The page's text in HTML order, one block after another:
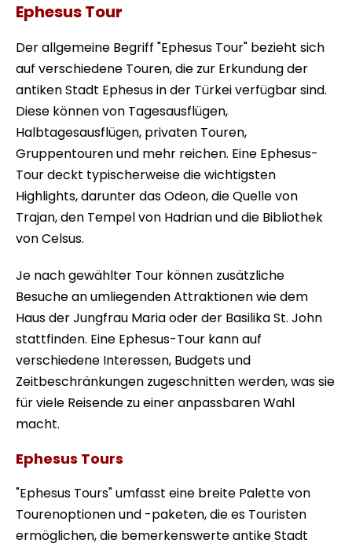
Ephesus Tour
Der allgemeine Begriff "Ephesus Tour" bezieht sich
auf verschiedene Touren, die zur Erkundung der
antiken Stadt Ephesus in der Türkei verfügbar sind.
Diese können von Tagesausflügen,
Halbtagesausflügen, privaten Touren,
Gruppentouren und mehr reichen. Eine Ephesus-
Tour deckt typischerweise die wichtigsten
Highlights, darunter das Odeon, die Quelle von
Trajan, den Tempel von Hadrian und die Bibliothek
von Celsus.
Je nach gewählter Tour können zusätzliche
Besuche an umliegenden Attraktionen wie dem
Haus der Jungfrau Maria oder der Basilika St. John
stattfinden. Eine Ephesus-Tour kann auf
verschiedene Interessen, Budgets und
Zeitbeschränkungen zugeschnitten werden, was sie
für viele Reisende zu einer anpassbaren Wahl
macht.
Ephesus Tours
"Ephesus Tours" umfasst eine breite Palette von
Tourenoptionen und -paketen, die es Touristen
ermöglichen, die bemerkenswerte antike Stadt